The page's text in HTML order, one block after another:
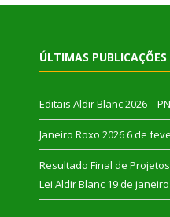
ÚLTIMAS PUBLICAÇÕES
Editais Aldir Blanc 2026 –
Janeiro Roxo 2026 6 de
Resultado Final de
Lei Aldir Blanc 19 de